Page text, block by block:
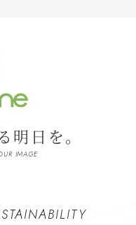
明日を。
IMAGE